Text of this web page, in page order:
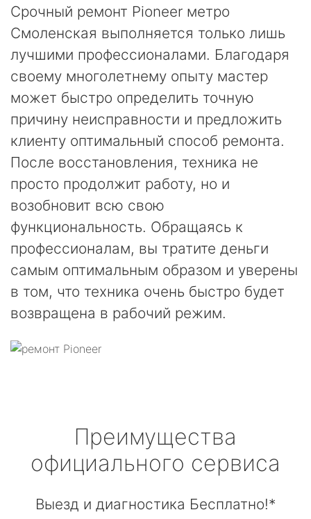
Срочный ремонт Pioneer метро
Смоленская выполняется только лишь
лучшими профессионалами. Благодаря
своему многолетнему опыту мастер
может быстро определить точную
причину неисправности и предложить
клиенту оптимальный способ ремонта.
После восстановления, техника не
просто продолжит работу, но и
возобновит всю свою
функциональность. Обращаясь к
профессионалам, вы тратите деньги
самым оптимальным образом и уверены
в том, что техника очень быстро будет
возвращена в рабочий режим.
Преимущества
официального сервиса
Выезд и диагностика Бесплатно!*